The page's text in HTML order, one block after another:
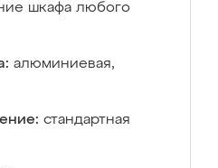
шкафа любого
алюминиевая,
стандартная